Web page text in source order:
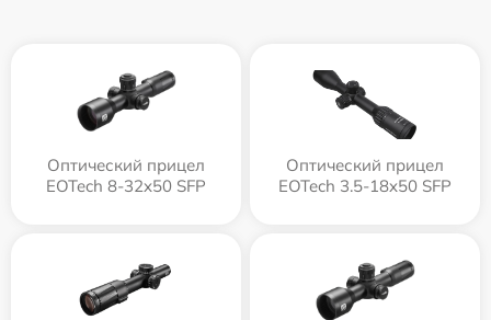
Оптический прицел
EOTech 8-32x50 SFP
Оптический прицел
EOTech 3.5-18x50 SFP